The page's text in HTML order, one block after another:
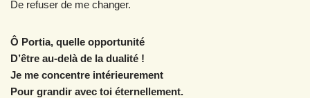
De refuser de me changer.
Ô Portia, quelle opportunité
D’être au-delà de la dualité !
Je me concentre intérieurement
Pour grandir avec toi éternellement.